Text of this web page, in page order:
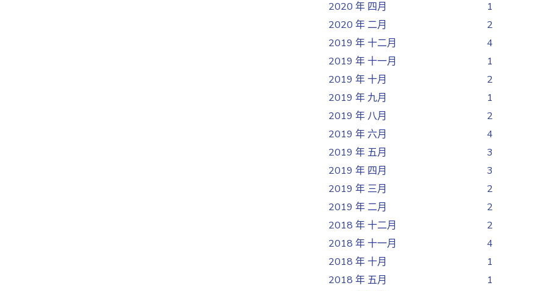
2020 年 四月
1
2020 年 二月
2
2019 年 十二月
4
2019 年 十一月
1
2019 年 十月
2
2019 年 九月
1
2019 年 八月
2
2019 年 六月
4
2019 年 五月
3
2019 年 四月
3
2019 年 三月
2
2019 年 二月
2
2018 年 十二月
2
2018 年 十一月
4
2018 年 十月
1
2018 年 五月
1